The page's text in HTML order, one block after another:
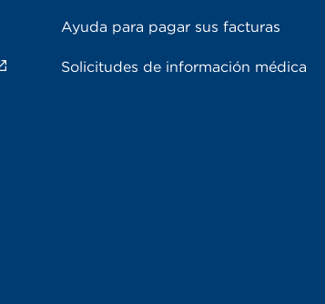
Ayuda para pagar sus facturas
Solicitudes de información médica